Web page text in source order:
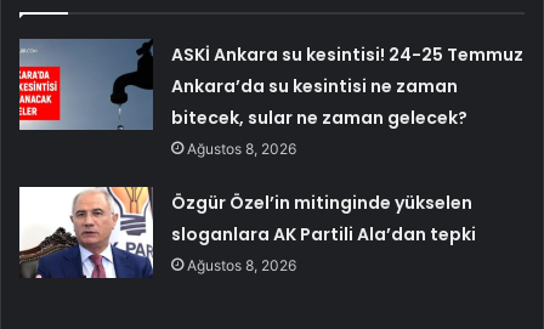
ASKİ Ankara su kesintisi! 24-25 Temmuz
Ankara’da su kesintisi ne zaman
bitecek, sular ne zaman gelecek?
Ağustos 8, 2026
Özgür Özel’in mitinginde yükselen
sloganlara AK Partili Ala’dan tepki
Ağustos 8, 2026